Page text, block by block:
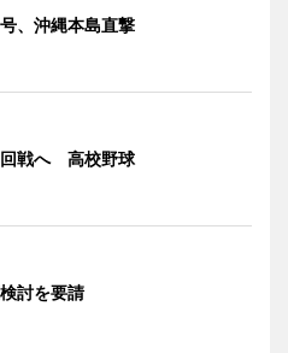
、沖縄本島直撃
戦へ 高校野球
討を要請